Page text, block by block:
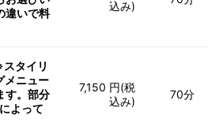
違いで料
込み)
スタイリ
メニュー
す。部分
よって
7,150 円(税
込み)
70分